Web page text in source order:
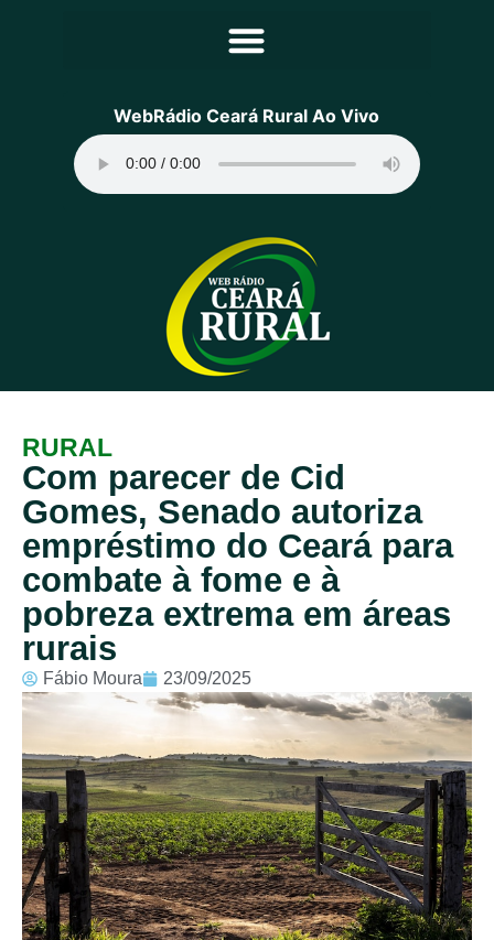
Principal
Programação
Equipe
Contato
Sobre
WebRádio Ceará Rural Ao Vivo
RURAL
Com parecer de Cid
Gomes, Senado autoriza
empréstimo do Ceará para
combate à fome e à
pobreza extrema em áreas
rurais
Fábio Moura 23/09/2025